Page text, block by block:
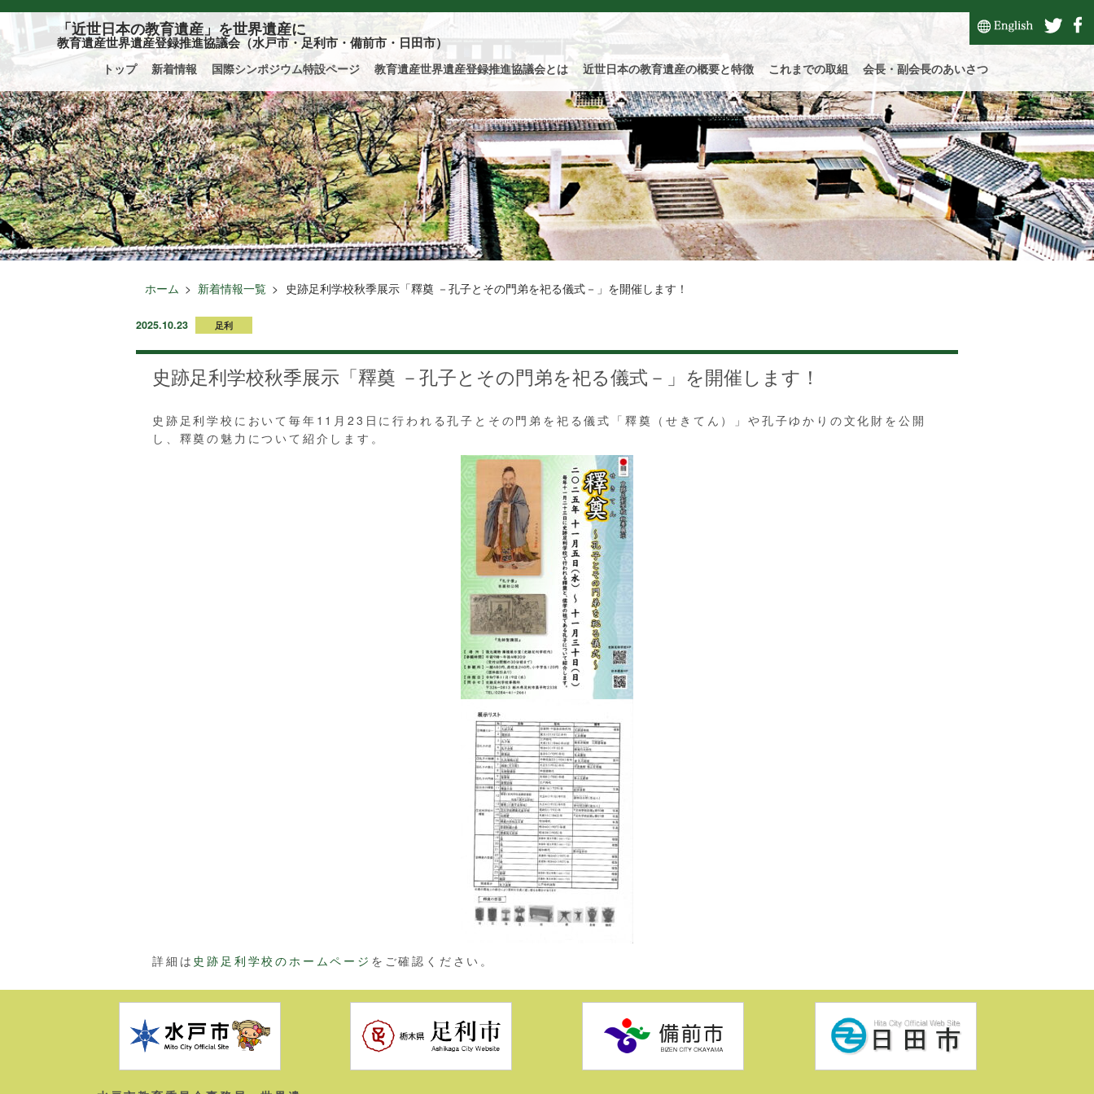
このページの本文へ
「近世日本の教育遺産」を世界遺産に
教育遺産世界遺産登録推進協議会（水戸市・足利市・備前市・日田市）
トップ 新着情報 国際シンポジウム特設ページ 教育遺産世界遺産登録推進協議会とは 近世日本の教育遺産の概要と特徴 これまでの取組 会長・副会長のあいさつ
ホーム 新着情報一覧 史跡足利学校秋季展示「釋奠 －孔子とその門弟を祀る儀式－」を開催します！
2025.10.23 足利
史跡足利学校秋季展示「釋奠 －孔子とその門弟を祀る儀式－」を開催します！
史跡足利学校において毎年11月23日に行われる孔子とその門弟を祀る儀式「釋奠（せきてん）」や孔子ゆかりの文化財を公開
し、釋奠の魅力について紹介します。
詳細は 史跡足利学校のホームページ をご確認ください。